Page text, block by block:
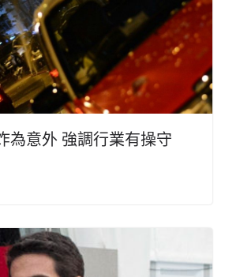
為意外 強調行業有操守